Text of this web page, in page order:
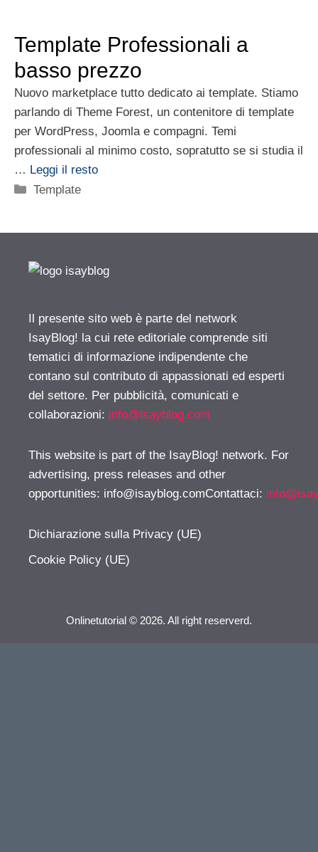
Template Professionali a
basso prezzo
Nuovo marketplace tutto dedicato ai template. Stiamo
parlando di Theme Forest, un contenitore di template
per WordPress, Joomla e compagni. Temi
professionali al minimo costo, sopratutto se si studia il
… Leggi il resto
Categorie
Template
Il presente sito web è parte del network
IsayBlog! la cui rete editoriale comprende siti
tematici di informazione indipendente che
contano sul contributo di appassionati ed esperti
del settore. Per pubblicità, comunicati e
collaborazioni: info@isayblog.com
This website is part of the IsayBlog! network. For
advertising, press releases and other
opportunities: info@isayblog.comContattaci:
Dichiarazione sulla Privacy (UE)
Cookie Policy (UE)
Onlinetutorial © 2026. All right reserverd.